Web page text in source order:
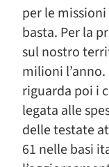
per le
basta. Per la
sul nostro
milioni
riguarda poi i
legata alle
delle testate
61 nelle basi